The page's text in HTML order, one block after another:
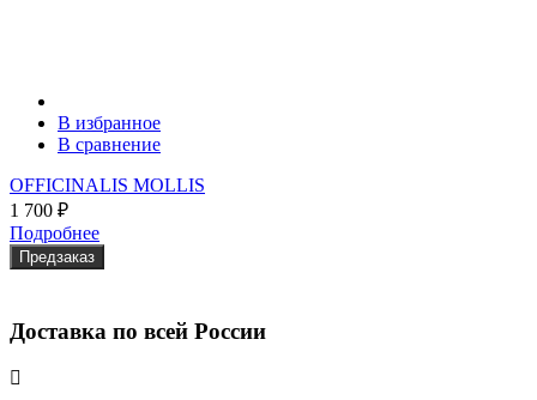
В избранное
В сравнение
OFFICINALIS MOLLIS
1 700 ₽
Подробнее
Предзаказ
Доставка по всей России